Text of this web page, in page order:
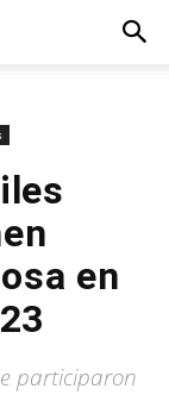
en
participaron